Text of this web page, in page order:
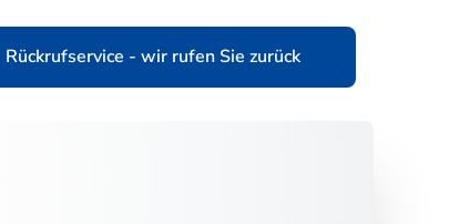
Rückrufservice - wir rufen Sie zurück